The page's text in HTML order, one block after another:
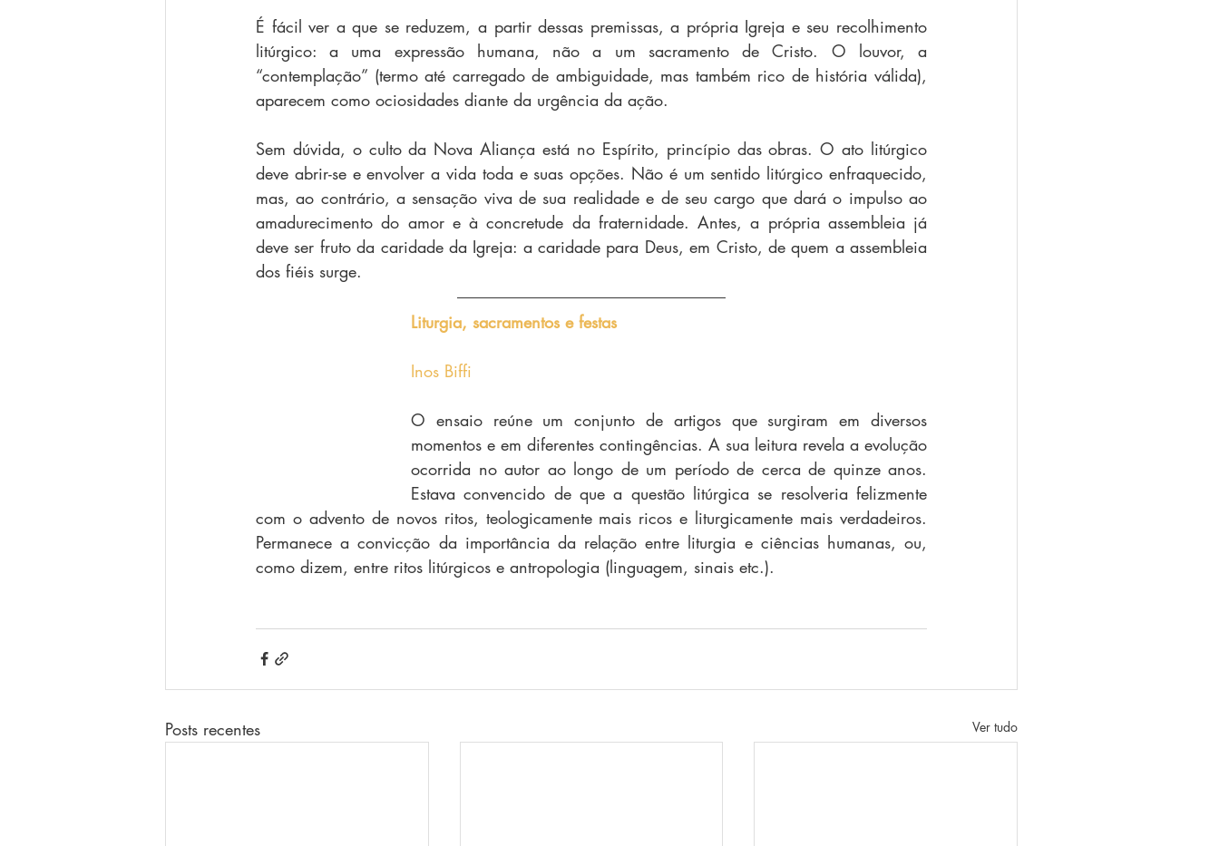
É fácil ver a que se reduzem, a partir dessas premissas, a própria Igreja e seu recolhimento
litúrgico: a uma expressão humana, não a um sacramento de Cristo. O louvor, a
“contemplação” (termo até carregado de ambiguidade, mas também rico de história válida),
aparecem como ociosidades diante da urgência da ação.
Sem dúvida, o culto da Nova Aliança está no Espírito, princípio das obras. O ato litúrgico
deve abrir-se e envolver a vida toda e suas opções. Não é um sentido litúrgico enfraquecido,
mas, ao contrário, a sensação viva de sua realidade e de seu cargo que dará o impulso ao
amadurecimento do amor e à concretude da fraternidade. Antes, a própria assembleia já
deve ser fruto da caridade da Igreja: a caridade para Deus, em Cristo, de quem a assembleia
dos fiéis surge.
Liturgia, sacramentos e festas
Inos Biffi
O ensaio reúne um conjunto de artigos que surgiram em diversos
momentos e em diferentes contingências. A sua leitura revela a evolução
ocorrida no autor ao longo de um período de cerca de quinze anos.
Estava convencido de que a questão litúrgica se resolveria felizmente
com o advento de novos ritos, teologicamente mais ricos e liturgicamente mais verdadeiros.
Permanece a convicção da importância da relação entre liturgia e ciências humanas, ou,
como dizem, entre ritos litúrgicos e antropologia (linguagem, sinais etc.).
Posts recentes Ver tudo